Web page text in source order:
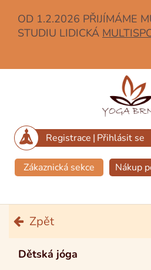
OD 1.2.2026 PŘIJÍMÁME
STUDIU LIDICKÁ
Registrace | Přihlásit se
Zákaznická sekce
Nákup
Zpět
Dětská jóga